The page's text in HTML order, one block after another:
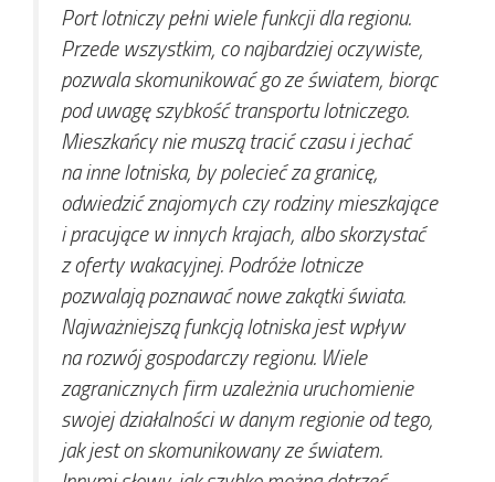
Port lotniczy pełni wiele funkcji dla regionu.
Przede wszystkim, co najbardziej oczywiste,
pozwala skomunikować go ze światem, biorąc
pod uwagę szybkość transportu lotniczego.
Mieszkańcy nie muszą tracić czasu i jechać
na inne lotniska, by polecieć za granicę,
odwiedzić znajomych czy rodziny mieszkające
i pracujące w innych krajach, albo skorzystać
z oferty wakacyjnej. Podróże lotnicze
pozwalają poznawać nowe zakątki świata.
Najważniejszą funkcją lotniska jest wpływ
na rozwój gospodarczy regionu. Wiele
zagranicznych firm uzależnia uruchomienie
swojej działalności w danym regionie od tego,
jak jest on skomunikowany ze światem.